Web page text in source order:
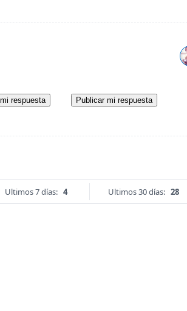
respuesta Publicar mi respuesta
Ultimos 7 días: 4 Ultimos 30 días: 28